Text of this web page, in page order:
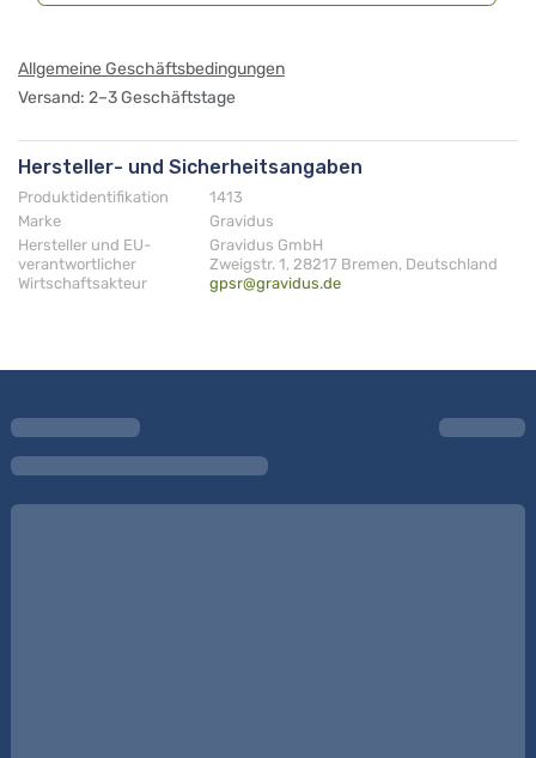
Allgemeine Geschäftsbedingungen
Versand: 2–3 Geschäftstage
Hersteller- und Sicherheitsangaben
Produktidentifikation
1413
Marke
Gravidus
Hersteller und EU-
verantwortlicher
Wirtschaftsakteur
Gravidus GmbH
Zweigstr. 1, 28217 Bremen, Deutschland
gpsr@gravidus.de